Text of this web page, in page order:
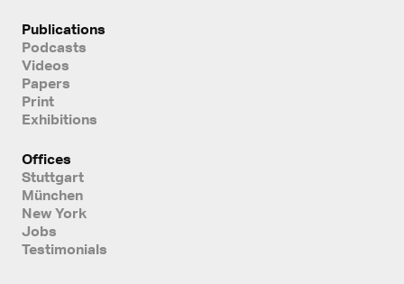
Publications
Podcasts
Videos
Papers
Print
Exhibitions
Offices
Stuttgart
München
New York
Jobs
Testimonials